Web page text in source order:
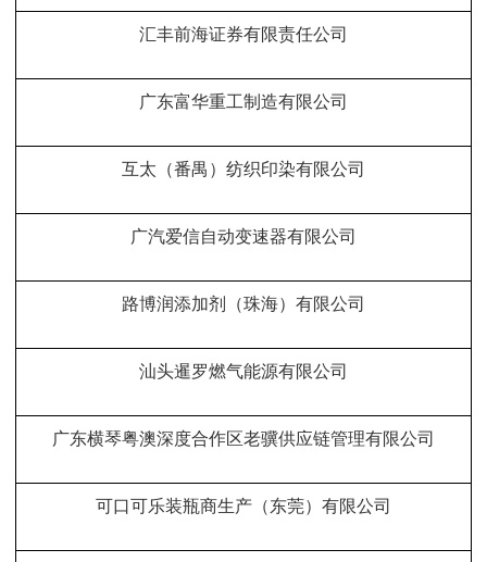
汇丰前海证券有限责任公司
广东富华重工制造有限公司
互太（番禺）纺织印染有限公司
广汽爱信自动变速器有限公司
路博润添加剂（珠海）有限公司
汕头暹罗燃气能源有限公司
广东横琴粤澳深度合作区老骥供应链管理有限公司
可口可乐装瓶商生产（东莞）有限公司